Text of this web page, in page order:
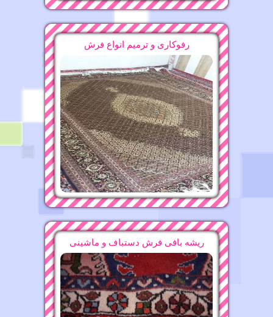
قالیشویی محدوده چهاردیواری ۴۴۴۷۹۲۰۱
15-10-1396
قالیشویی در آجودانیه
13-11-1396
قالیشویی محدوده تهران ویلا ۶۶۵۳۰۸۸۱
11-11-1396
قالیشویی محدوده اوین ۲۲۴۷۵۶۳۷
13-11-1396
قالیشویی محدوده مرزداران ۴۴۲۷۳۸۲۷
16-11-1396
قالیشویی محدوده علی آباد
15-11-1396
قالیشویی محدوده میدان حر ۶۶۵۳۰۸۸۱
رفوکاری و ترمیم انواع فرش
ریشه بافی فرش دستباف و ماشینی